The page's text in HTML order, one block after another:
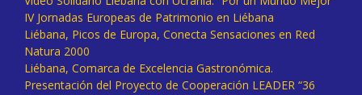
IV Jornadas Europeas de Patrimonio en Liébana
Liébana, Picos de Europa, Conecta Sensaciones en Red
Natura 2000
Liébana, Comarca de Excelencia Gastronómica.
Presentación del Proyecto de Cooperación LEADER “36